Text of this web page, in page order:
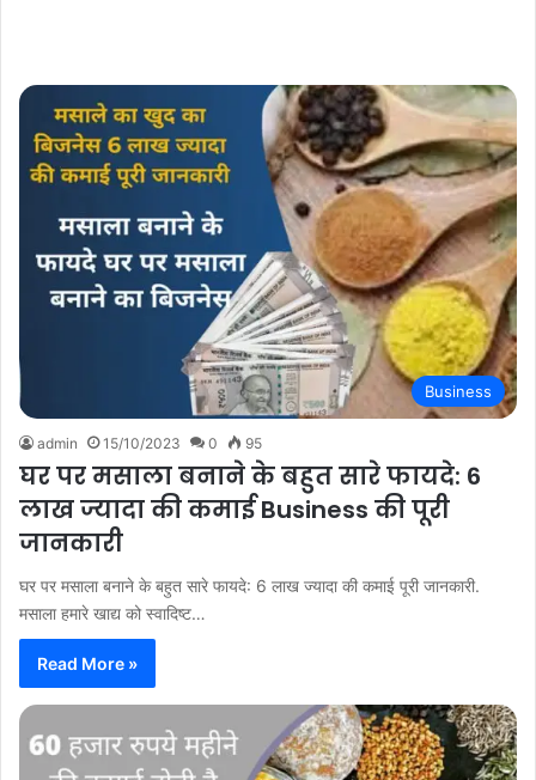
Business
admin 15/10/2023 0 95
घर पर मसाला बनाने के बहुत सारे फायदे: 6
लाख ज्यादा की कमाई Business की पूरी
जानकारी
घर पर मसाला बनाने के बहुत सारे फायदे: 6 लाख ज्यादा की कमाई पूरी जानकारी.
मसाला हमारे खाद्य को स्वादिष्ट…
Read More »